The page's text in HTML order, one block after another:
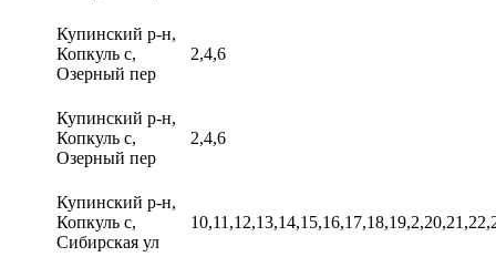
Купинский р-н,
Копкуль с,
Озерный пер
2,4,6
Купинский р-н,
Копкуль с,
Озерный пер
2,4,6
Купинский р-н,
Копкуль с,
Сибирская ул